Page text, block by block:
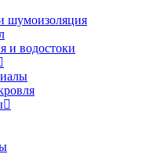
шумоизоляция
и водостоки